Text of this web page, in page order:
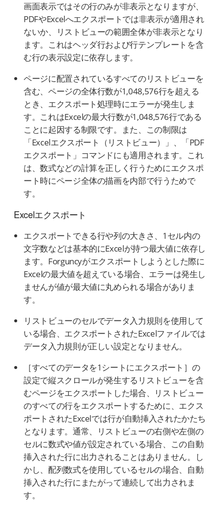
画面表示ではその行のみが非表示となりますが、
PDFやExcelへエクスポートでは非表示が適用され
ないか、リストビューの範囲全体が非表示となり
ます。これはヘッダ行および行テンプレートを含
む行の表示設定に依存します。
ページに配置されているすべてのリストビューを
含む、ページの全体行数が1,048,576行を超える
とき、エクスポート処理時にエラーが発生しま
す。これはExcelの最大行数が1,048,576行である
ことに起因する制限です。また、この制限は
「Excelエクスポート（リストビュー）」、「PDF
エクスポート」コマンドにも適用されます。これ
は、数式などの計算を正しく行うためにエクスポ
ート時にページ全体の描画を内部で行うためで
す。
Excelエクスポート
エクスポートできる行や列の大きさ、1セル内の
文字数などは基本的にExcelが持つ最大値に依存し
ます。Forguncyがエクスポートしようとした際に
Excelの最大値を超えている場合、エラーは発生し
ませんが値が最大値に丸められる場合がありま
す。
リストビューのセルでデータ入力規則を使用して
いる場合、エクスポートされたExcelファイルでは
データ入力規則が正しい設定となりません。
［すべてのデータを1シートにエクスポート］の
設定で縦スクロールが発生するリストビューを含
むページをエクスポートした場合、リストビュー
のすべての行をエクスポートするために、エクス
ポートされたExcelでは行が自動挿入されたかたち
となります。通常、リストビューの右側や左側の
セルに数式や値が設定されている場合、この自動
挿入された行に出力されることはありません。し
かし、配列数式を使用しているセルの場合、自動
挿入された行にまたがって連続して出力されま
す。